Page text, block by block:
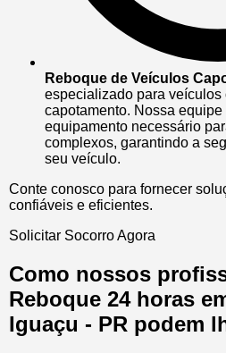
Reboque de Veículos
especializado para veículos
capotamento. Nossa
equipamento necessário
complexos, garantindo a
seu veículo.
Conte conosco para fornecer
confiáveis e eficientes.
Solicitar Socorro Agora
Como nossos
Reboque 24 horas
Iguaçu - PR podem